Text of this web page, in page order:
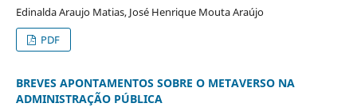
Edinalda Araujo Matias, José Henrique Mouta Araújo
PDF
BREVES APONTAMENTOS SOBRE O METAVERSO NA
ADMINISTRAÇÃO PÚBLICA